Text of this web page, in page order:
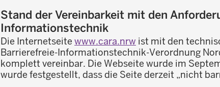
Stand der Vereinbarkeit mit den
Informationstechnik
Die Internetseite www.cara.nrw ist mit den
Barrierefreie-Informationstechnik-Verordnung
komplett vereinbar. Die Webseite wurde im
wurde festgestellt, dass die Seite derzeit „nicht